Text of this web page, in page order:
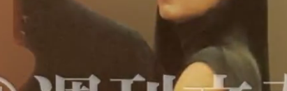
おすすめのキーワードタグ一覧
#高市早苗 #森岡毅